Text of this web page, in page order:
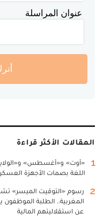
عنوان المراسلة
المقالات الأكثر قراءة
1
«أوت» و«أغسطس»
اللغة بصمات الأجهزة
2
رسوم «التوقيت الميسر»
المغربية.. الطلبة
عن استقلاليتهم المالية